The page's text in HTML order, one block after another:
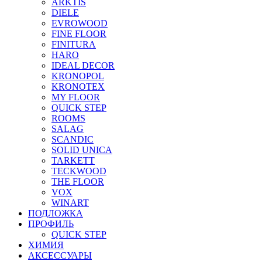
ARKTIS
DIELE
EVROWOOD
FINE FLOOR
FINITURA
HARO
IDEAL DECOR
KRONOPOL
KRONOTEX
MY FLOOR
QUICK STEP
ROOMS
SALAG
SCANDIC
SOLID UNICA
TARKETT
TECKWOOD
THE FLOOR
VOX
WINART
ПОДЛОЖКА
ПРОФИЛЬ
QUICK STEP
ХИМИЯ
АКСЕССУАРЫ